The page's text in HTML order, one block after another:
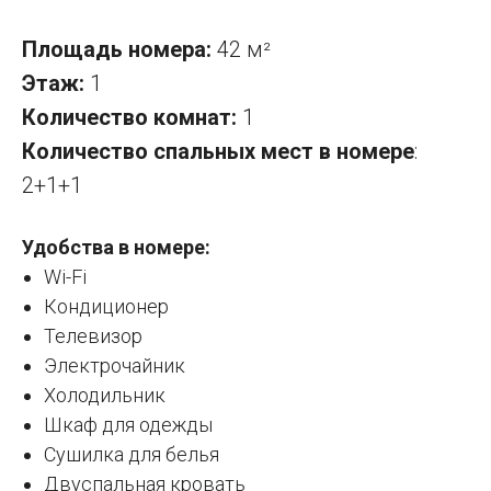
Площадь номера: 42 м²
Этаж: 1
Количество комнат: 1
Количество спальных мест в номере:
2+1+1
Удобства в номере:
Wi-Fi
Кондиционер
Телевизор
Электрочайник
Холодильник
Шкаф для одежды
Сушилка для белья
Двуспальная кровать